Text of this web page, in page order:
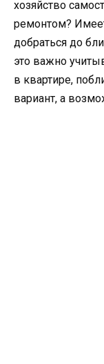
хозяйство
ремонтом?
добраться до
это важно
в квартире,
вариант, а